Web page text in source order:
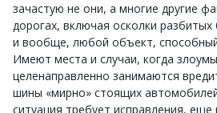
зачастую не они, а многие другие
дорогах, включая осколки
и вообще, любой объект,
Имеют места и случаи, когда
целенаправленно занимаются
шины «мирно» стоящих
ситуация требует исправления,